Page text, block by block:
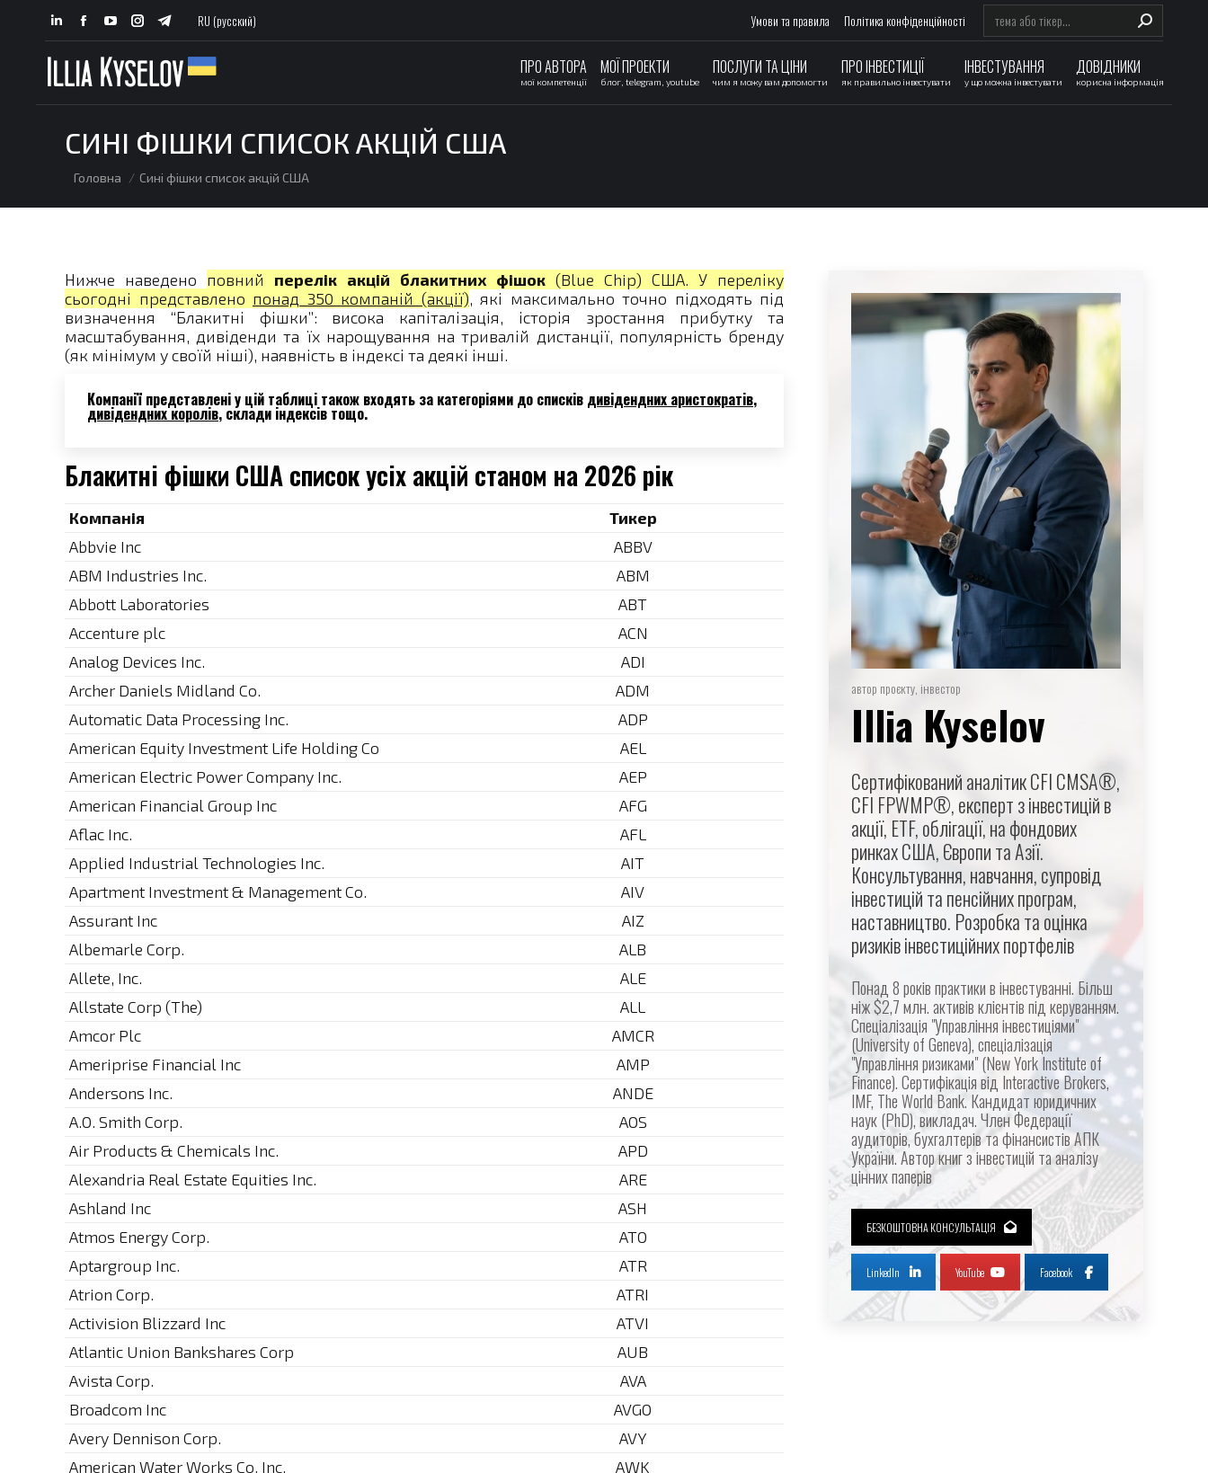
Linkedin
page
opens
in
window
Facebook
page
opens
in
window
YouTube
page
opens
in
window
Instagram
page
opens
in
window
Telegram
page
opens
in
window
RU (русский) Умови та правила Політика конфіденційності
ПРО АВТОРА
мої компетенції
МОЇ ПРОЕКТИ
блог, telegram, youtube
ПОСЛУГИ ТА ЦІНИ
чим я можу вам допомогти
ПРО ІНВЕСТИЦІЇ
як правильно інвестувати
ІНВЕСТУВАННЯ
у що можна інвестувати
ДОВІДНИКИ
корисна інформація
СИНІ ФІШКИ СПИСОК АКЦІЙ США
Головна Сині фішки список акцій США
Нижче наведено повний перелік акцій блакитних фішок (Blue Chip) США. У переліку
сьогодні представлено понад 350 компаній (акції), які максимально точно підходять під
визначення “Блакитні фішки”: висока капіталізація, історія зростання прибутку та
масштабування, дивіденди та їх нарощування на тривалій дистанції, популярність бренду
(як мінімум у своїй ніші), наявність в індексі та деякі інші.
Компанії представлені у цій таблиці також входять за категоріями до списків дивідендних аристократів,
дивідендних королів, склади індексів тощо.
Блакитні фішки США список усіх акцій станом на 2026 рік
Компанія
Тикер
Abbvie Inc
ABBV
ABM Industries Inc.
ABM
Abbott Laboratories
ABT
Accenture plc
ACN
Analog Devices Inc.
ADI
Archer Daniels Midland Co.
ADM
Automatic Data Processing Inc.
ADP
American Equity Investment Life Holding Co
AEL
American Electric Power Company Inc.
AEP
American Financial Group Inc
AFG
Aflac Inc.
AFL
Applied Industrial Technologies Inc.
AIT
Apartment Investment & Management Co.
AIV
Assurant Inc
AIZ
Albemarle Corp.
ALB
Allete, Inc.
ALE
Allstate Corp (The)
ALL
Amcor Plc
AMCR
Ameriprise Financial Inc
AMP
Andersons Inc.
ANDE
A.O. Smith Corp.
AOS
Air Products & Chemicals Inc.
APD
Alexandria Real Estate Equities Inc.
ARE
Ashland Inc
ASH
Atmos Energy Corp.
ATO
Aptargroup Inc.
ATR
Atrion Corp.
ATRI
Activision Blizzard Inc
ATVI
Atlantic Union Bankshares Corp
AUB
Avista Corp.
AVA
Broadcom Inc
AVGO
Avery Dennison Corp.
AVY
American Water Works Co. Inc.
AWK
автор проєкту, інвестор
Illia Kyselov
Сертифікований аналітик CFI CMSA®,
CFI FPWMP®, експерт з інвестицій в
акції, ETF, облігації, на фондових
ринках США, Європи та Азії.
Консультування, навчання, супровід
інвестицій та пенсійних програм,
наставництво. Розробка та оцінка
ризиків інвестиційних портфелів
Понад 8 років практики в інвестуванні. Більш
ніж $2,7 млн. активів клієнтів під керуванням.
Спеціалізація "Управління інвестиціями"
(University of Geneva), спеціалізація
"Управління ризиками" (New York Institute of
Finance). Сертифікація від Interactive Brokers,
IMF, The World Bank. Кандидат юридичних
наук (PhD), викладач. Член Федерації
аудиторів, бухгалтерів та фінансистів АПК
України. Автор книг з інвестицій та аналізу
цінних паперів
БЕЗКОШТОВНА КОНСУЛЬТАЦІЯ
LinkedIn YouTube Facebook